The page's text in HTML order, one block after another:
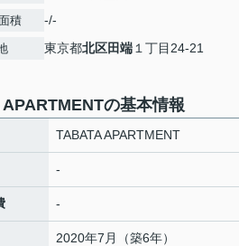
積 -/-
東京都北区田端 １丁目24-21
の基本情報
TABATA APARTMENT
-
-
2020年7月（築6年）